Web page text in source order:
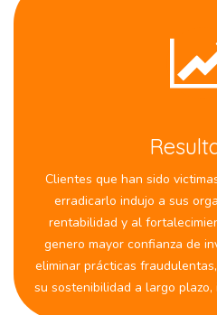
Clientes que han sido
erradicarlo indujo a sus
rentabilidad y al
genero mayor confianza de
eliminar prácticas
su sostenibilidad a largo